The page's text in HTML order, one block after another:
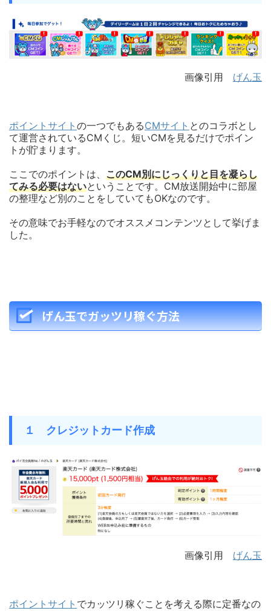
画像引用 げん玉
ポイントサイト の一つでもあるCMサイト とのコラボとし
て運営されているCMくじ。短いCMを見るだけでポイン
トが貯まります。
ここでのポイントは、 このCM別にじっくりと目を凝らし
てみる必要はないということです。CM放送開始中に部屋
の整理など別のことをしていてもOKなのです。
その意味でお手軽なのでオススメコンテンツとして挙げま
した。
げん玉でガッツリ稼ぐ方法
１ クレジットカード作成
画像引用 げん玉
ポイントサイト でカッツリ稼ぐことを考える際に定番なの